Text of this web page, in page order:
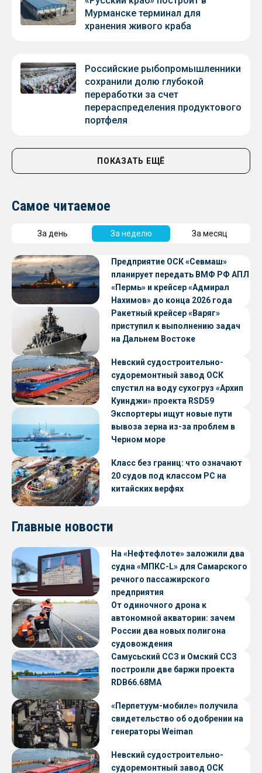
Мурманске терминал для
хранения живого краба
Российские рыбопромышленники
сохранили долю глубокой
переработки за счет
перераспределения продуктового
портфеля
ПОКАЗАТЬ ЕЩЁ
Самое читаемое
За день За неделю За месяц
Предприятие ОСК «Севмаш»
планирует передать ВМФ РФ АПЛ
«Пермь» и крейсер «Адмирал
Нахимов» до конца 2026 года
Ракетный крейсер «Варяг»
приступил к выполнению задач
на Дальнем Востоке
Невский судостроительно-
судоремонтный завод ОСК
спустил на воду сухогруз «Архип
Куинджи» проекта RSD59
Экспортеры ищут новые пути
вывоза зерна из-за проблем в
Черном море
Класс без границ: что означают
20 судов под классом РС на
китайских верфях
Главные новости
На «Нефтефлоте» заложили два
судна «МПКС-L» для Самарского
речного пассажирского
предприятия
От одиночного дрона к
автономной акватории: зачем
России два новых полигона
судовождения
Самусьский ССЗ и Омский ССЗ
построили две баржи проекта
RDB66.68МА
«Перпетуум-мобиле» получила
свидетельство об одобрении на
генераторы Weiman
Невский судостроительно-
судоремонтный завод ОСК